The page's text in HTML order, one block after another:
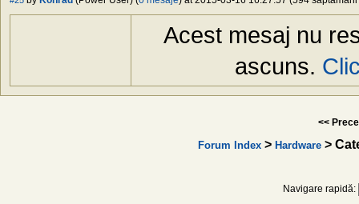
Acest mesaj nu
ascuns.
<<
Forum Index > Hardware >
Navigare rapidă: